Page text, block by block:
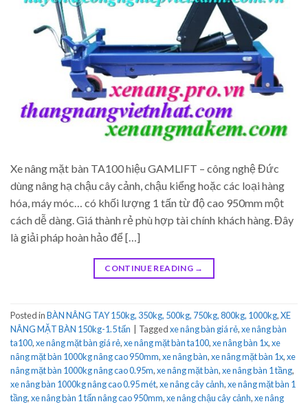
Xe nâng mặt bàn TA100 hiệu GAMLIFT – công nghệ Đức
dùng nâng hạ chậu cây cảnh, chậu kiểng hoặc các loại hàng
hóa, máy móc… có khối lượng 1 tấn từ độ cao 950mm một
cách dễ dàng. Giá thành rẻ phù hợp tài chính khách hàng. Đây
là giải pháp hoàn hảo để […]
CONTINUE READING →
Posted inBÀN NÂNG TAY 150kg, 350kg, 500kg, 750kg, 800kg, 1000kg,XE
NÂNG MẶT BÀN 150kg-1.5 tấn
Taggedxe nâng bàn giá rẻ,xe nâng bàn
ta100,xe nâng mặt bàn giá rẻ,xe nâng mặt bàn ta100,xe nâng bàn 1x,xe
nâng mặt bàn 1000kg nâng cao 950mm,xe nâng bàn,xe nâng mặt bàn 1x,xe
nâng mặt bàn 1000kg nâng cao 0.95m,xe nâng mặt bàn,xe nâng bàn 1 tầng,
xe nâng bàn 1000kg nâng cao 0.95 mét,xe nâng cây cảnh,xe nâng mặt bàn 1
tầng,xe nâng bàn 1 tấn nâng cao 950mm,xe nâng chậu cây cảnh,xe nâng